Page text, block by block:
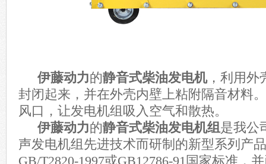
伊藤动力的静音式柴油发电机， 利用外
封闭起来，并在外壳内壁上粘附隔音材料
风口，让发电机组吸入空气和散热。
伊藤动力的静音式柴油发电机组是我公
声发电机组先进技术而研制的新型系列产
GB/T2820-1997或GB12786-91国家标准，